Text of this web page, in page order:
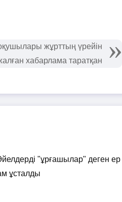
жұрттың үрейін
хабарлама таратқан